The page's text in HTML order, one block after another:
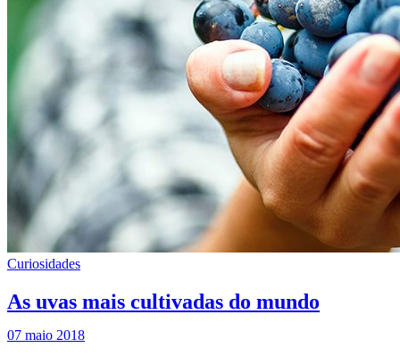
Curiosidades
As uvas mais cultivadas do mundo
07 maio 2018